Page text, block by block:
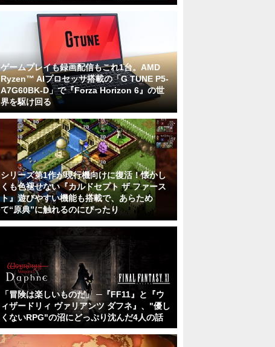
ゲームプレイも録画配信もこれ1台。AMD
Ryzen™ AIプロセッサ搭載の「G TUNE P5-
A7G60BK-D」で『Forza Horizon 6』の世
界を駆け回る
シリーズ第1作が現行機向けに復活！懐かし
くも色褪せない『カルドセプト ザ ファース
ト』遊びやすい機能も搭載で、あらため
て“原典”に触れるのにぴったり
「冒険は楽しいものだ」 ─『FF11』と『ウ
ィザードリィ ヴァリアンツ ダフネ』、"優し
くないRPG"の沼にどっぷり沈んだ4人の話